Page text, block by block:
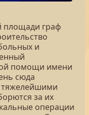
площади граф
и
помощи имени
сюда
тяжелейшими
за их
операции